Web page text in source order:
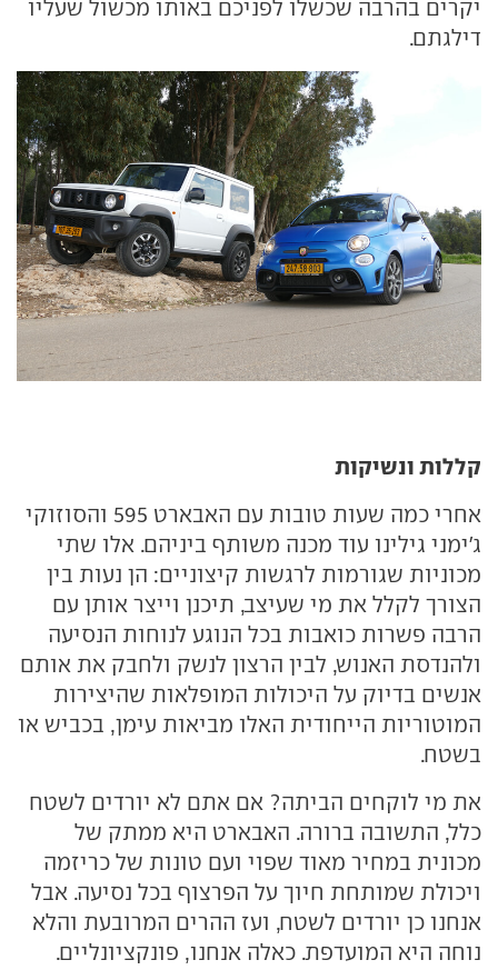
יקרים בהרבה שכשלו לפניכם באותו מכשול שעליו
דילגתם.
קללות ונשיקות
אחרי כמה שעות טובות עם האבארט 595 והסוזוקי
ג'ימני גילינו עוד מכנה משותף ביניהם. אלו שתי
מכוניות שגורמות לרגשות קיצוניים: הן נעות בין
הצורך לקלל את מי שעיצב, תיכנן וייצר אותן עם
הרבה פשרות כואבות בכל הנוגע לנוחות הנסיעה
ולהנדסת האנוש, לבין הרצון לנשק ולחבק את אותם
אנשים בדיוק על היכולות המופלאות שהיצירות
המוטוריות הייחודית האלו מביאות עימן, בכביש או
בשטח.
את מי לוקחים הביתה? אם אתם לא יורדים לשטח
כלל, התשובה ברורה. האבארט היא ממתק של
מכונית במחיר מאוד שפוי ועם טונות של כריזמה
ויכולת שמותחת חיוך על הפרצוף בכל נסיעה. אבל
אנחנו כן יורדים לשטח, ועז ההרים המרובעת והלא
נוחה היא המועדפת. כאלה אנחנו, פונקציונליים.